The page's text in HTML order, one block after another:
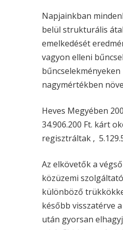
Napjainkban
belül strukturális
emelkedését
vagyon elleni
nagymértékben
Heves Megyében
34.906.200 Ft. kárt
regisztráltak ,
Az elkövetők a
közüzemi
különböző
később visszatérve
után gyorsan